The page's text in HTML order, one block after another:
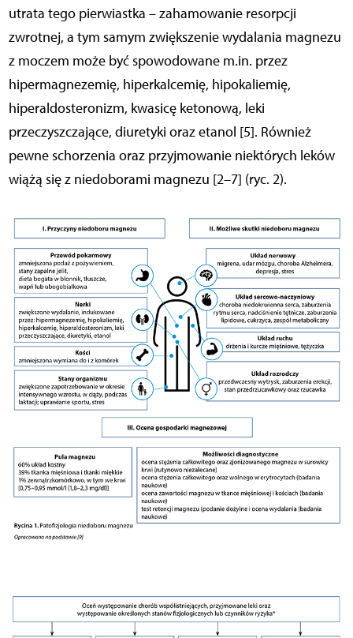
utrata tego pierwiastka – zahamowanie resorpcji
zwrotnej, a tym samym zwiększenie wydalania magnezu
z moczem może być spowodowane m.in. przez
hipermagnezemię, hiperkalcemię, hipokaliemię,
hiperaldosteronizm, kwasicę ketonową, leki
przeczyszczające, diuretyki oraz etanol [5]. Również
pewne schorzenia oraz przyjmowanie niektórych leków
wiążą się z niedoborami magnezu [2–7] (ryc. 2).